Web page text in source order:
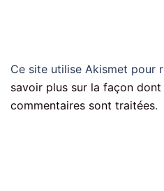
Ce site utilise Akismet pour
savoir plus sur la façon
commentaires sont traitées.